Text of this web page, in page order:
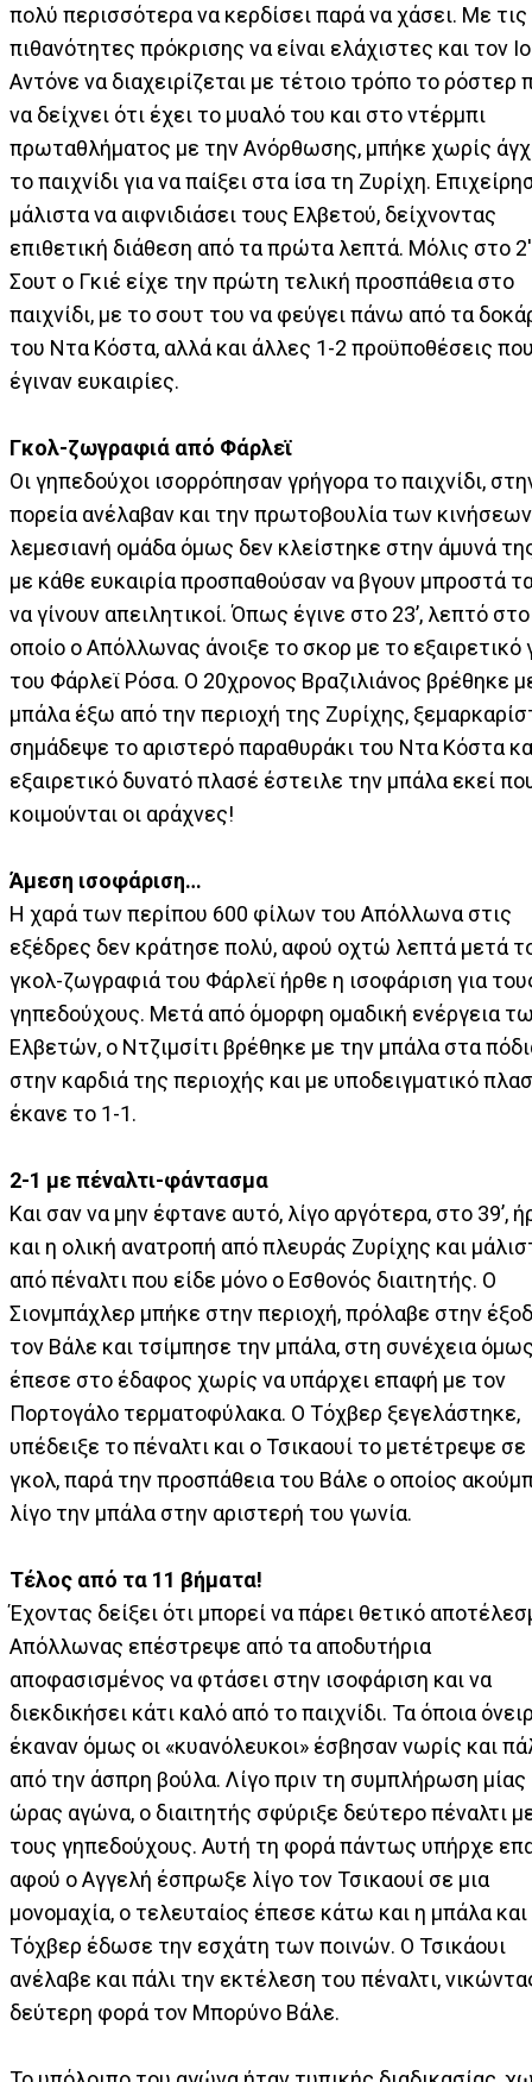
πολύ περισσότερα να κερδίσει παρά να χάσει. Με τις
πιθανότητες πρόκρισης να είναι ελάχιστες και τον
Αντόνε να διαχειρίζεται με τέτοιο τρόπο το ρόστερ
να δείχνει ότι έχει το μυαλό του και στο ντέρμπι
πρωταθλήματος με την Ανόρθωσης, μπήκε χωρίς
το παιχνίδι για να παίξει στα ίσα τη Ζυρίχη.
μάλιστα να αιφνιδιάσει τους Ελβετού, δείχνοντας
επιθετική διάθεση από τα πρώτα λεπτά. Μόλις στο 2'
Σουτ ο Γκιέ είχε την πρώτη τελική προσπάθεια στο
παιχνίδι, με το σουτ του να φεύγει πάνω από τα
του Ντα Κόστα, αλλά και άλλες 1-2 προϋποθέσεις
έγιναν ευκαιρίες.
Γκολ-ζωγραφιά από Φάρλεϊ
Οι γηπεδούχοι ισορρόπησαν γρήγορα το παιχνίδι,
πορεία ανέλαβαν και την πρωτοβουλία των
λεμεσιανή ομάδα όμως δεν κλείστηκε στην άμυνά
με κάθε ευκαιρία προσπαθούσαν να βγουν μπροστά
να γίνουν απειλητικοί. Όπως έγινε στο 23’, λεπτό στο
οποίο ο Απόλλωνας άνοιξε το σκορ με το εξαιρετικό
του Φάρλεϊ Ρόσα. Ο 20χρονος Βραζιλιάνος βρέθηκε
μπάλα έξω από την περιοχή της Ζυρίχης,
σημάδεψε το αριστερό παραθυράκι του Ντα Κόστα
εξαιρετικό δυνατό πλασέ έστειλε την μπάλα εκεί
κοιμούνται οι αράχνες!
Άμεση ισοφάριση…
Η χαρά των περίπου 600 φίλων του Απόλλωνα στις
εξέδρες δεν κράτησε πολύ, αφού οχτώ λεπτά μετά
γκολ-ζωγραφιά του Φάρλεϊ ήρθε η ισοφάριση για
γηπεδούχους. Μετά από όμορφη ομαδική ενέργεια
Ελβετών, ο Ντζιμσίτι βρέθηκε με την μπάλα στα
στην καρδιά της περιοχής και με υποδειγματικό
έκανε το 1-1.
2-1 με πέναλτι-φάντασμα
Και σαν να μην έφτανε αυτό, λίγο αργότερα, στο 39’,
και η ολική ανατροπή από πλευράς Ζυρίχης και
από πέναλτι που είδε μόνο ο Εσθονός διαιτητής. Ο
Σιονμπάχλερ μπήκε στην περιοχή, πρόλαβε στην
τον Βάλε και τσίμπησε την μπάλα, στη συνέχεια
έπεσε στο έδαφος χωρίς να υπάρχει επαφή με τον
Πορτογάλο τερματοφύλακα. Ο Τόχβερ ξεγελάστηκε,
υπέδειξε το πέναλτι και ο Τσικαουί το μετέτρεψε σε
γκολ, παρά την προσπάθεια του Βάλε ο οποίος
λίγο την μπάλα στην αριστερή του γωνία.
Τέλος από τα 11 βήματα!
Έχοντας δείξει ότι μπορεί να πάρει θετικό
Απόλλωνας επέστρεψε από τα αποδυτήρια
αποφασισμένος να φτάσει στην ισοφάριση και να
διεκδικήσει κάτι καλό από το παιχνίδι. Τα όποια
έκαναν όμως οι «κυανόλευκοι» έσβησαν νωρίς και
από την άσπρη βούλα. Λίγο πριν τη συμπλήρωση μίας
ώρας αγώνα, ο διαιτητής σφύριξε δεύτερο πέναλτι
τους γηπεδούχους. Αυτή τη φορά πάντως υπήρχε
αφού ο Αγγελή έσπρωξε λίγο τον Τσικαουί σε μια
μονομαχία, ο τελευταίος έπεσε κάτω και η μπάλα και
Τόχβερ έδωσε την εσχάτη των ποινών. Ο Τσικάουι
ανέλαβε και πάλι την εκτέλεση του πέναλτι,
δεύτερη φορά τον Μπορύνο Βάλε.